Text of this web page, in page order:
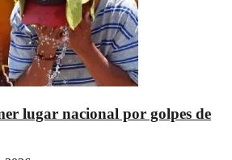
lugar nacional por golpes de